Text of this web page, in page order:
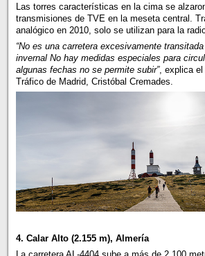
Las torres características en la cima se
transmisiones de TVE en la meseta central.
analógico en 2010, solo se utilizan para la
“No es una carretera excesivamente
invernal No hay medidas especiales para
algunas fechas no se permite subir”, explica el
Tráfico de Madrid, Cristóbal Cremades.
4. Calar Alto (2.155 m), Almería